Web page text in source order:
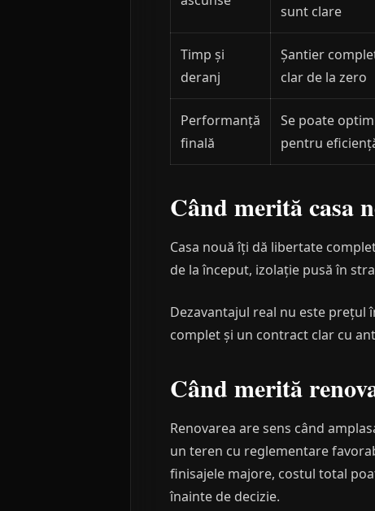
sunt clare
Timp și
deranj
Șantier
clar de la zero
Performanță
finală
Se poate
pentru
Când merită casa
Casa nouă îți dă libertate
de la început, izolație pusă în
Dezavantajul real nu este prețul
complet și un contract clar cu
Când merită
Renovarea are sens când
un teren cu reglementare
finisajele majore, costul total
înainte de decizie.